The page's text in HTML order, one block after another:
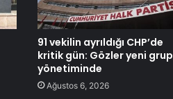
91 vekilin ayrıldığı CHP’de
kritik gün: Gözler yeni grup
yönetiminde
Ağustos 6, 2026